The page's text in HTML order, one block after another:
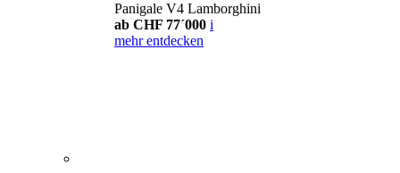
Panigale V4 Lamborghini
ab CHF 77´000 i
mehr entdecken